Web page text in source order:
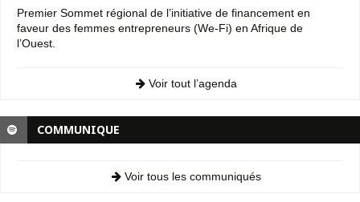
Premier Sommet régional de l’initiative de financement en
faveur des femmes entrepreneurs (We-Fi) en Afrique de
l’Ouest.
Voir tout l’agenda
COMMUNIQUE
Voir tous les communiqués